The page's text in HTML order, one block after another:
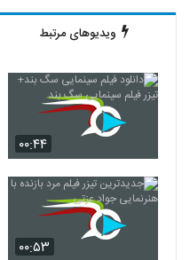
ویدیوهای مرتبط
۰۰:۴۴
۰۰:۵۳